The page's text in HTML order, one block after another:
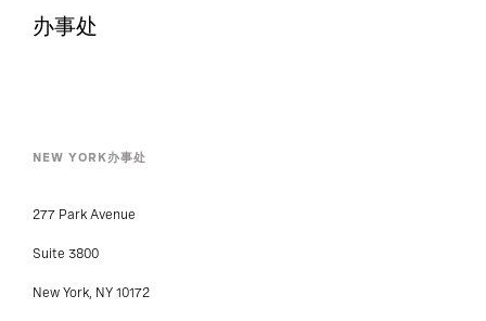
办事处
NEW YORK办事处
277 Park Avenue
Suite 3800
New York, NY 10172